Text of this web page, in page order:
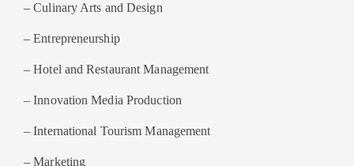
– Culinary Arts and Design
– Entrepreneurship
– Hotel and Restaurant Management
– Innovation Media Production
– International Tourism Management
– Marketing